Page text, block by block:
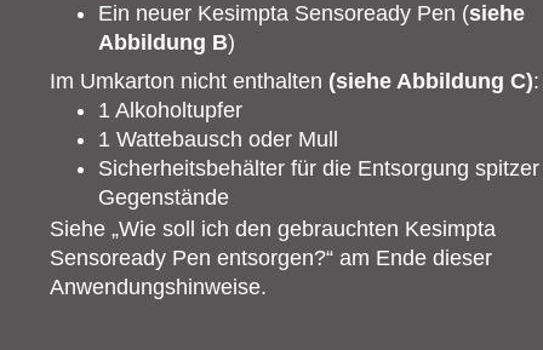
Ein neuer Kesimpta Sensoready Pen (siehe
Abbildung B)
Im Umkarton nicht enthalten (siehe Abbildung C):
1 Alkoholtupfer
1 Wattebausch oder Mull
Sicherheitsbehälter für die Entsorgung spitzer
Gegenstände
Siehe „Wie soll ich den gebrauchten Kesimpta
Sensoready Pen entsorgen?“ am Ende dieser
Anwendungshinweise.